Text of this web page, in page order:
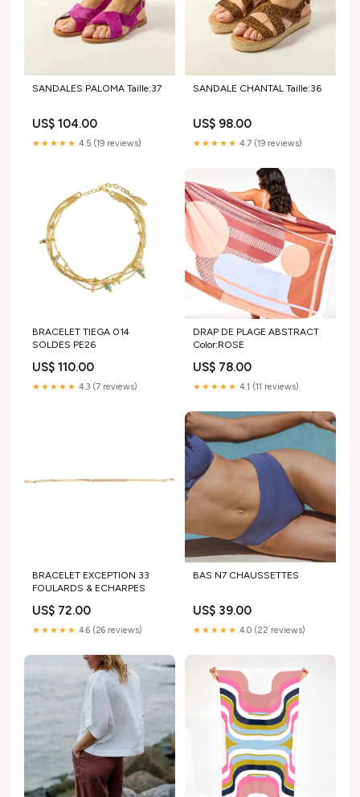
SANDALES PALOMA Taille:37
US$ 104.00
★★★★★ 4.5 (19 reviews)
SANDALE CHANTAL Taille:36
US$ 98.00
★★★★★ 4.7 (19 reviews)
BRACELET TIEGA 014
SOLDES PE26
US$ 110.00
★★★★★ 4.3 (7 reviews)
DRAP DE PLAGE ABSTRACT
Color:ROSE
US$ 78.00
★★★★★ 4.1 (11 reviews)
BRACELET EXCEPTION 33
FOULARDS & ECHARPES
US$ 72.00
★★★★★ 4.6 (26 reviews)
BAS N7 CHAUSSETTES
US$ 39.00
★★★★★ 4.0 (22 reviews)